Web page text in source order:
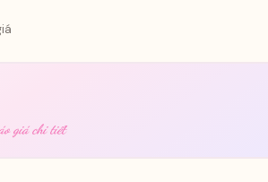
giá chi tiết